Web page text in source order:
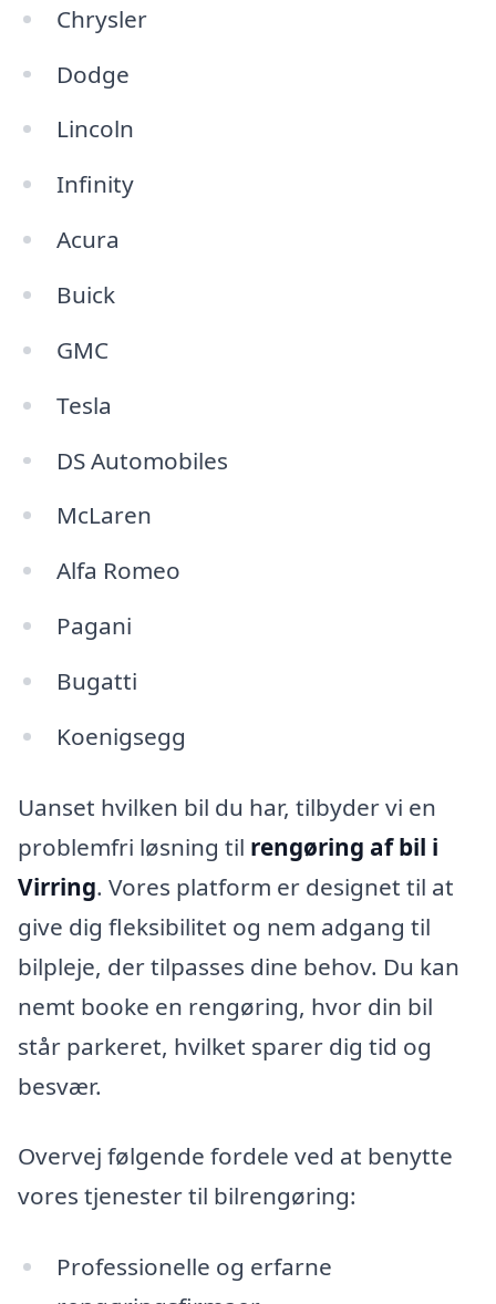
Chrysler
Dodge
Lincoln
Infinity
Acura
Buick
GMC
Tesla
DS Automobiles
McLaren
Alfa Romeo
Pagani
Bugatti
Koenigsegg
Uanset hvilken bil du har, tilbyder vi en
problemfri løsning til rengøring af bil i
Virring. Vores platform er designet til at
give dig fleksibilitet og nem adgang til
bilpleje, der tilpasses dine behov. Du kan
nemt booke en rengøring, hvor din bil
står parkeret, hvilket sparer dig tid og
besvær.
Overvej følgende fordele ved at benytte
vores tjenester til bilrengøring:
Professionelle og erfarne